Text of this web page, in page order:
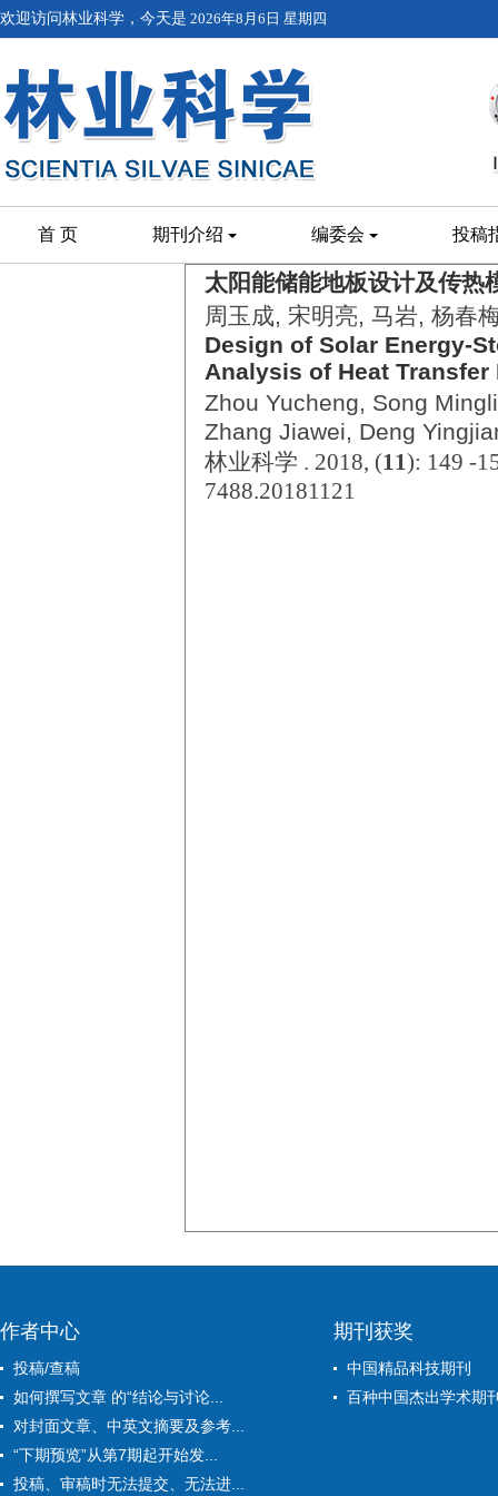
欢迎访问林业科学，今天是 2026年8月6日 星期四
首 页 期刊介绍 编委会 投稿
太阳能储能地板设计及传热
周玉成, 宋明亮, 马岩, 杨春
Design of Solar Energy-
Analysis of Heat Transfer
Zhou Yucheng, Song
Zhang Jiawei, Deng
林业科学 . 2018, (11): 149 -
7488.20181121
作者中心
投稿/查稿
如何撰写文章 的“结论与讨论...
对封面文章、中英文摘要及参考...
“下期预览”从第7期起开始发...
投稿、审稿时无法提交、无法进...
期刊获奖
中国精品科技期刊
百种中国杰出学术期